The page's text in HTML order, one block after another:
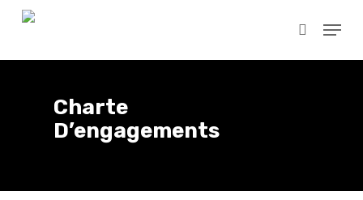
Skip
search
Menu
Charte
D’engagements